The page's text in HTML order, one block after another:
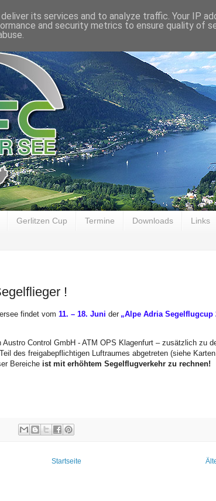
Gerlitzen Cup Termine Downloads Links
!
findet vom 11. – 18. Juni der „Alpe Adria Segelflugcup
Austro Control GmbH - ATM OPS Klagenfurt – zusätzlich zu
des freigabepflichtigen Luftraumes abgetreten (siehe
Bereiche ist mit erhöhtem Segelflugverkehr zu rechnen!
Startseite
its services and to analyze traffic. Your IP
and security metrics to ensure quality of